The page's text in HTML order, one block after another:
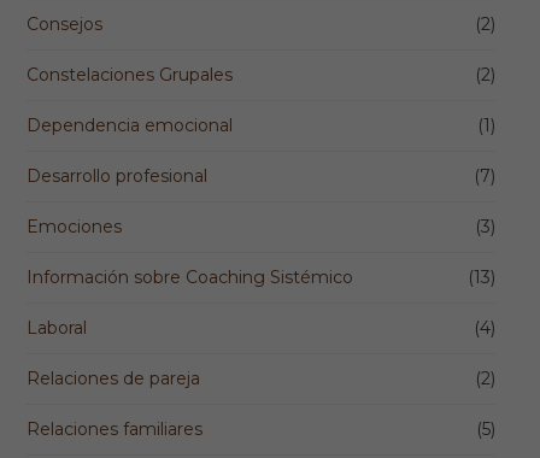
Consejos (2)
Constelaciones Grupales (2)
Dependencia emocional (1)
Desarrollo profesional (7)
Emociones (3)
Información sobre Coaching Sistémico (13)
Laboral (4)
Relaciones de pareja (2)
Relaciones familiares (5)